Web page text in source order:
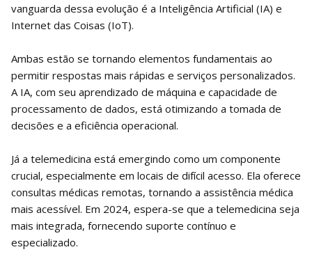
vanguarda dessa evolução é a Inteligência Artificial (IA) e
Internet das Coisas (IoT).
Ambas estão se tornando elementos fundamentais ao
permitir respostas mais rápidas e serviços personalizados.
A IA, com seu aprendizado de máquina e capacidade de
processamento de dados, está otimizando a tomada de
decisões e a eficiência operacional.
Já a telemedicina está emergindo como um componente
crucial, especialmente em locais de difícil acesso. Ela oferece
consultas médicas remotas, tornando a assistência médica
mais acessível. Em 2024, espera-se que a telemedicina seja
mais integrada, fornecendo suporte contínuo e
especializado.